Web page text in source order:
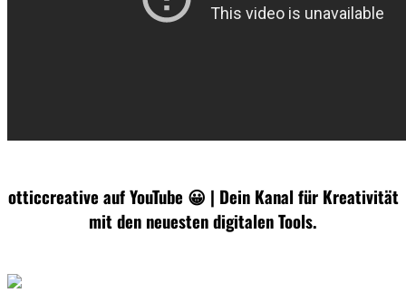
otticcreative auf YouTube 😀 | Dein Kanal für Kreativität
mit den neuesten digitalen Tools.